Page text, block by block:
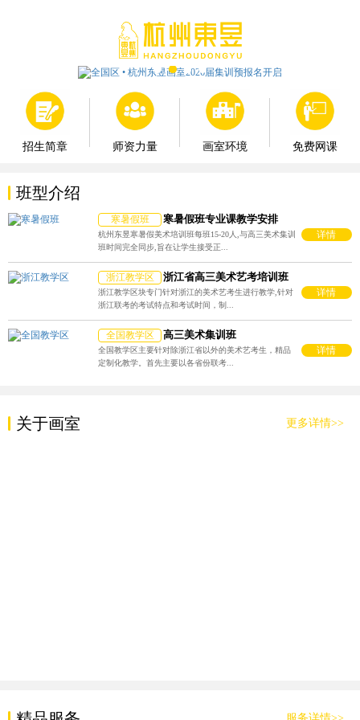
招生简章 师资力量 画室环境 免费网课
班型介绍
寒暑假班 寒暑假班专业课教学安排
杭州东昱寒暑假美术培训班每班15-20人,与高三美术集训
班时间完全同步,旨在让学生接受正...
详情
浙江教学区 浙江省高三美术艺考培训班
浙江教学区块专门针对浙江的美术艺考生进行教学,针对
浙江联考的考试特点和考试时间，制...
详情
全国教学区 高三美术集训班
全国教学区主要针对除浙江省以外的美术艺考生，精品
定制化教学。首先主要以各省份联考...
详情
关于画室 更多详情>>